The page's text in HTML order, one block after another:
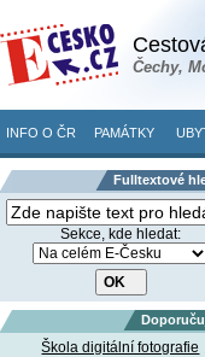
Čechy,
INFO O ČR PAMÁTKY
Fulltextové
Sekce, kde hledat:
Škola digitální fotografie